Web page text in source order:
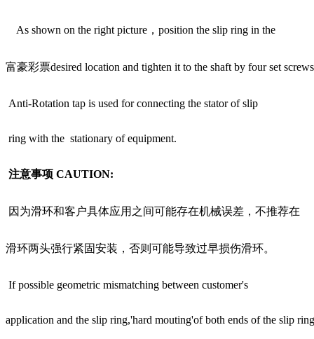
As shown on the right picture，position the slip ring in the
富豪彩票desired location and tighten it to the shaft by four set
Anti-Rotation tap is used for connecting the stator of slip
ring with the stationary of equipment.
注意事项 CAUTION:
因为滑环和客户具体应用之间可能存在机械误差，不推荐在
滑环两头强行紧固安装，否则可能导致过早损伤滑环。
If possible geometric mismatching between customer's
application and the slip ring,'hard mouting'of both ends of the slip